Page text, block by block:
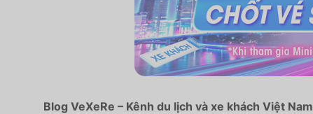
Blog VeXeRe – Kênh du lịch và xe khách Việt Nam